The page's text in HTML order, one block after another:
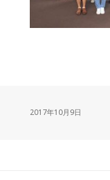
2017年10月9日